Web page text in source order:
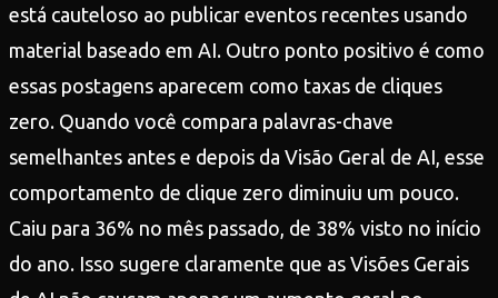
está cauteloso ao publicar eventos recentes usando
material baseado em AI. Outro ponto positivo é como
essas postagens aparecem como taxas de cliques
zero. Quando você compara palavras-chave
semelhantes antes e depois da Visão Geral de AI, esse
comportamento de clique zero diminuiu um pouco.
Caiu para 36% no mês passado, de 38% visto no início
do ano. Isso sugere claramente que as Visões Gerais